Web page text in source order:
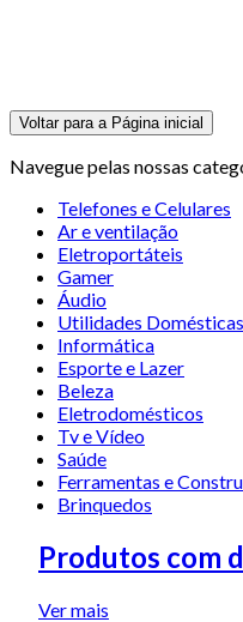
Voltar para a Página inicial
Navegue pelas nossas
Telefones e Celulares
Ar e ventilação
Eletroportáteis
Gamer
Áudio
Utilidades Domésticas
Informática
Esporte e Lazer
Beleza
Eletrodomésticos
Tv e Vídeo
Saúde
Ferramentas e
Brinquedos
Produtos com
Ver mais